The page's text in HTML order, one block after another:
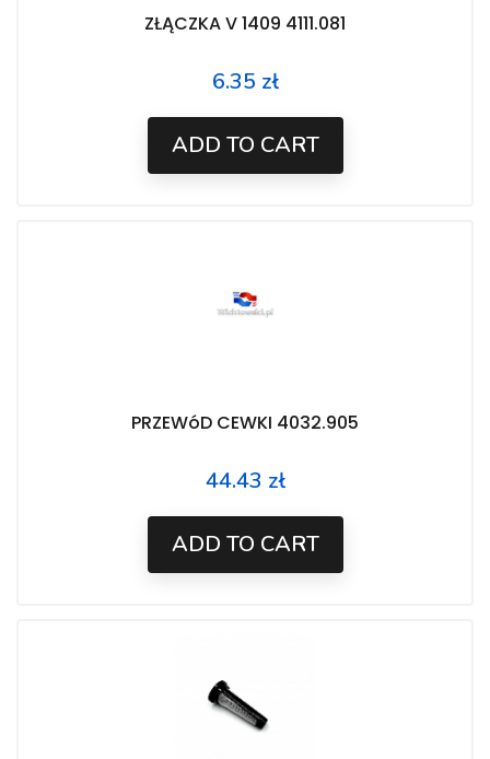
ZŁĄCZKA V 1409 4111.081
Price
6.35 zł
ADD TO CART
PRZEWóD CEWKI 4032.905
Price
44.43 zł
ADD TO CART